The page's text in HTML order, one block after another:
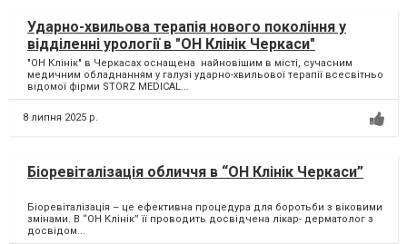
Ударно-хвильова терапія нового покоління у
відділенні урології в "ОН Клінік Черкаси"
"ОН Клінік" в Черкасах оснащена найновішим в місті, сучасним
медичним обладнанням у галузі ударно-хвильової терапії всесвітньо
відомої фірми STORZ MEDICAL...
8 липня 2025 р.
Біоревіталізація обличчя в “ОН Клінік Черкаси”
Біоревіталізація – це ефективна процедура для боротьби з віковими
змінами. В “ОН Клінік” її проводить досвідчена лікар- дерматолог з
досвідом...